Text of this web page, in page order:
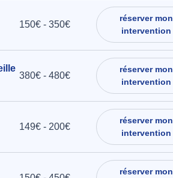
150€ - 350€
réserver mon
intervention
380€ - 480€
réserver mon
intervention
149€ - 200€
réserver mon
intervention
réserver mon